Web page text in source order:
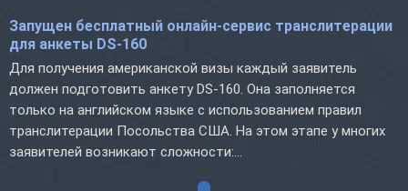
Запущен бесплатный онлайн-сервис транслитерации
для анкеты DS-160
Для получения американской визы каждый заявитель
должен подготовить анкету DS-160. Она заполняется
только на английском языке с использованием правил
транслитерации Посольства США. На этом этапе у многих
заявителей возникают сложности:...